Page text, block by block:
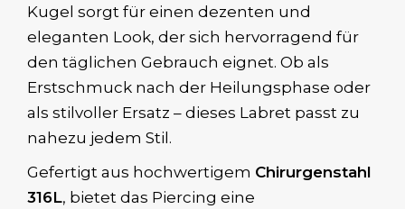
Kugel sorgt für einen dezenten und
eleganten Look, der sich hervorragend für
den täglichen Gebrauch eignet. Ob als
Erstschmuck nach der Heilungsphase oder
als stilvoller Ersatz – dieses Labret passt zu
nahezu jedem Stil.
Gefertigt aus hochwertigem Chirurgenstahl
316L, bietet das Piercing eine